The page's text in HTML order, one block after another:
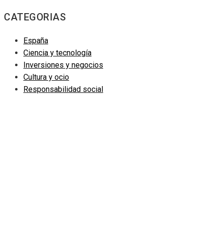
CATEGORIAS
España
Ciencia y tecnología
Inversiones y negocios
Cultura y ocio
Responsabilidad social